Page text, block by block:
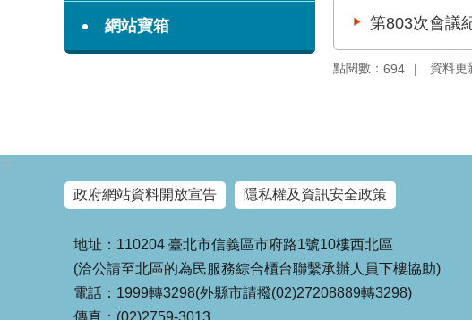
網站寶箱 第803次會議
點閱數： 694 資料更
:::
政府網站資料開放宣告 隱私權及資訊安全政策
地址：110204 臺北市信義區市府路1號10樓西北區
(洽公請至北區的為民服務綜合櫃台聯繫承辦人員下樓協助)
電話：1999轉3298(外縣市請撥(02)27208889轉3298)